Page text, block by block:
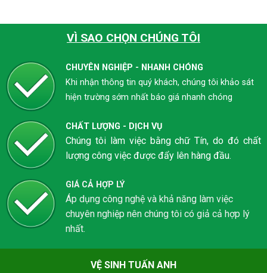
VÌ SAO CHỌN CHÚNG TÔI
CHUYÊN NGHIỆP - NHANH CHÓNG
Khi nhận thông tin quý khách, chúng tôi khảo sát
hiện trường sớm nhất báo giá nhanh chóng
CHẤT LƯỢNG - DỊCH VỤ
Chúng tôi làm việc bằng chữ Tín, do đó chất
lượng công việc được đẩy lên hàng đầu.
GIÁ CẢ HỢP LÝ
Áp dụng công nghệ và khả năng làm việc
chuyên nghiệp nên chúng tôi có giả cả hợp lý
nhất.
VỆ SINH TUẤN ANH